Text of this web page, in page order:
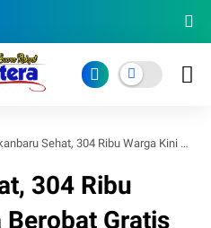
Sehat, 304 Ribu Warga Kini Bisa Berobat Gratis Hanya Modal KTP
304 Ribu
Berobat Gratis